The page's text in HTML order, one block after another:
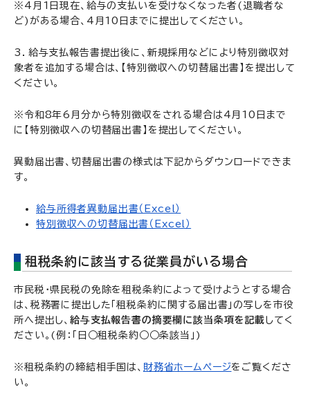
※4月1日現在、給与の支払いを受けなくなった者(退職者な
ど)がある場合、4月10日までに提出してください。
3．給与支払報告書提出後に、新規採用などにより特別徴収対
象者を追加する場合は、【特別徴収への切替届出書】を提出して
ください。
※令和8年6月分から特別徴収をされる場合は4月10日まで
に【特別徴収への切替届出書】を提出してください。
異動届出書、切替届出書の様式は下記からダウンロードできま
す。
給与所得者異動届出書（Excel）
特別徴収への切替届出書（Excel）
租税条約に該当する従業員がいる場合
市民税・県民税の免除を租税条約によって受けようとする場合
は、税務署に提出した「租税条約に関する届出書」の写しを市役
所へ提出し、給与支払報告書の摘要欄に該当条項を記載してく
ださい。(例：「日○租税条約○○条該当」)
※租税条約の締結相手国は、 財務省ホームページをご覧くださ
い。